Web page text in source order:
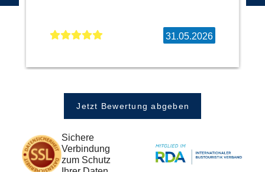
31.05.2026
Jetzt Bewertung abgeben
Sichere
Verbindung
zum Schutz